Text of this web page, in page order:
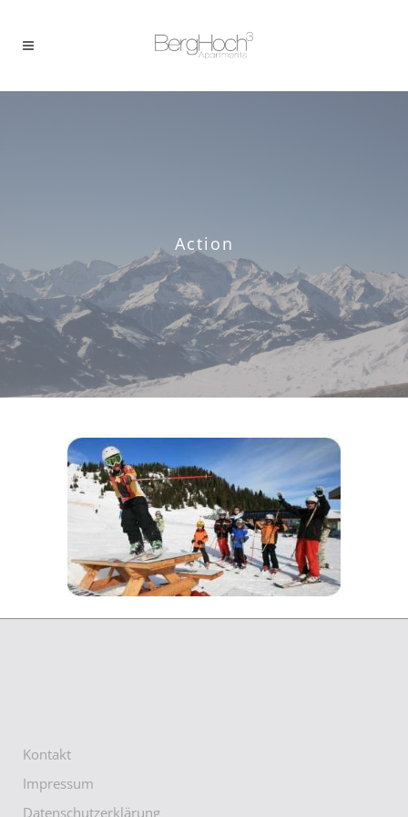
Action
Kontakt
Impressum
Datenschutzerklärung